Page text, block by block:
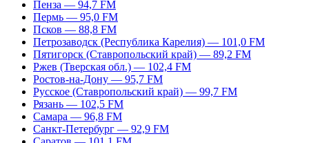
Пенза — 94,7 FM
Пермь — 95,0 FM
Псков — 88,8 FM
Петрозаводск (Республика Карелия) — 101,0 FM
Пятигорск (Ставропольский край) — 89,2 FM
Ржев (Тверская обл.) — 102,4 FM
Ростов-на-Дону — 95,7 FM
Русское (Ставропольский край) — 99,7 FM
Рязань — 102,5 FM
Самара — 96,8 FM
Санкт-Петербург — 92,9 FM